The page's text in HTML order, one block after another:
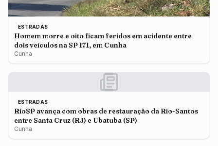
ESTRADAS
Homem morre e oito ficam feridos em acidente entre
dois veículos na SP 171, em Cunha
Cunha
ESTRADAS
RioSP avança com obras de restauração da Rio-Santos
entre Santa Cruz (RJ) e Ubatuba (SP)
Cunha